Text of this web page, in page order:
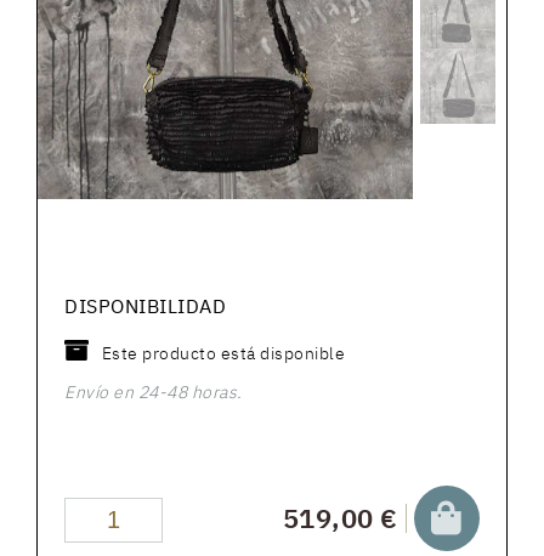
DISPONIBILIDAD
Este producto está disponible
Envío en 24-48 horas.
519,00 €